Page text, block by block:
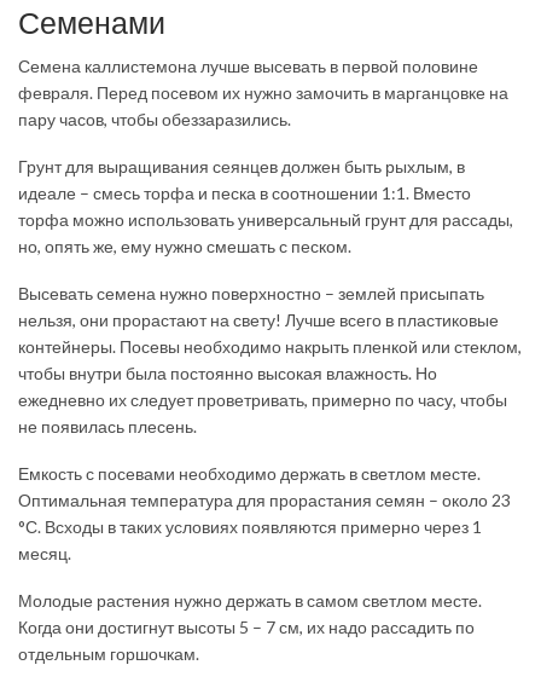
Семенами
Семена каллистемона лучше высевать в первой половине
февраля. Перед посевом их нужно замочить в марганцовке на
пару часов, чтобы обеззаразились.
Грунт для выращивания сеянцев должен быть рыхлым, в
идеале – смесь торфа и песка в соотношении 1:1. Вместо
торфа можно использовать универсальный грунт для рассады,
но, опять же, ему нужно смешать с песком.
Высевать семена нужно поверхностно – землей присыпать
нельзя, они прорастают на свету! Лучше всего в пластиковые
контейнеры. Посевы необходимо накрыть пленкой или стеклом,
чтобы внутри была постоянно высокая влажность. Но
ежедневно их следует проветривать, примерно по часу, чтобы
не появилась плесень.
Емкость с посевами необходимо держать в светлом месте.
Оптимальная температура для прорастания семян – около 23
°С. Всходы в таких условиях появляются примерно через 1
месяц.
Молодые растения нужно держать в самом светлом месте.
Когда они достигнут высоты 5 – 7 см, их надо рассадить по
отдельным горшочкам.